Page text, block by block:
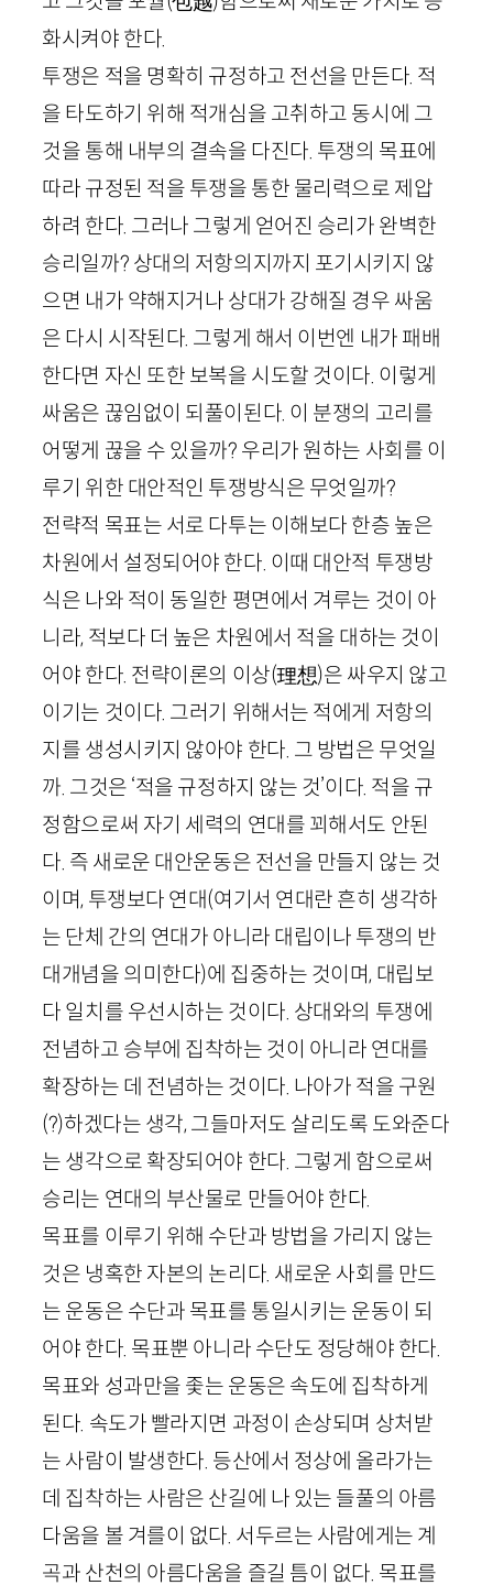
화시켜야 한다.
투쟁은 적을 명확히 규정하고 전선을 만든다. 적
을 타도하기 위해 적개심을 고취하고 동시에 그
것을 통해 내부의 결속을 다진다. 투쟁의 목표에
따라 규정된 적을 투쟁을 통한 물리력으로 제압
하려 한다. 그러나 그렇게 얻어진 승리가 완벽한
승리일까? 상대의 저항의지까지 포기시키지 않
으면 내가 약해지거나 상대가 강해질 경우 싸움
은 다시 시작된다. 그렇게 해서 이번엔 내가 패배
한다면 자신 또한 보복을 시도할 것이다. 이렇게
싸움은 끊임없이 되풀이된다. 이 분쟁의 고리를
어떻게 끊을 수 있을까? 우리가 원하는 사회를 이
루기 위한 대안적인 투쟁방식은 무엇일까?
전략적 목표는 서로 다투는 이해보다 한층 높은
차원에서 설정되어야 한다. 이때 대안적 투쟁방
식은 나와 적이 동일한 평면에서 겨루는 것이 아
니라, 적보다 더 높은 차원에서 적을 대하는 것이
어야 한다. 전략이론의 이상(理想)은 싸우지 않고
이기는 것이다. 그러기 위해서는 적에게 저항의
지를 생성시키지 않아야 한다. 그 방법은 무엇일
까. 그것은 ‘적을 규정하지 않는 것’이다. 적을 규
정함으로써 자기 세력의 연대를 꾀해서도 안된
다. 즉 새로운 대안운동은 전선을 만들지 않는 것
이며, 투쟁보다 연대(여기서 연대란 흔히 생각하
는 단체 간의 연대가 아니라 대립이나 투쟁의 반
대개념을 의미한다)에 집중하는 것이며, 대립보
다 일치를 우선시하는 것이다. 상대와의 투쟁에
전념하고 승부에 집착하는 것이 아니라 연대를
확장하는 데 전념하는 것이다. 나아가 적을 구원
(?)하겠다는 생각, 그들마저도 살리도록 도와준다
는 생각으로 확장되어야 한다. 그렇게 함으로써
승리는 연대의 부산물로 만들어야 한다.
목표를 이루기 위해 수단과 방법을 가리지 않는
것은 냉혹한 자본의 논리다. 새로운 사회를 만드
는 운동은 수단과 목표를 통일시키는 운동이 되
어야 한다. 목표뿐 아니라 수단도 정당해야 한다.
목표와 성과만을 좇는 운동은 속도에 집착하게
된다. 속도가 빨라지면 과정이 손상되며 상처받
는 사람이 발생한다. 등산에서 정상에 올라가는
데 집착하는 사람은 산길에 나 있는 들풀의 아름
다움을 볼 겨를이 없다. 서두르는 사람에게는 계
곡과 산천의 아름다움을 즐길 틈이 없다. 목표를